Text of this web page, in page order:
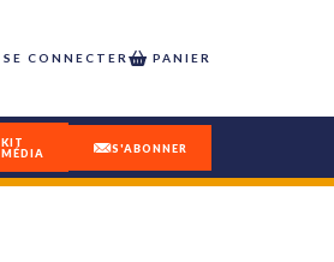
SE CONNECTER PANIER
KIT
MÉDIA
S'ABONNER